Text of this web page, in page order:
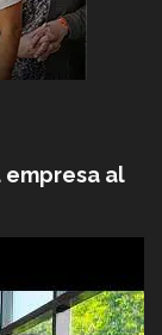
empresa al